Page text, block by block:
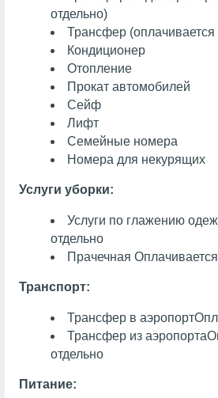
отдельно)
Трансфер (оплачивается
Кондиционер
Отопление
Прокат автомобилей
Сейф
Лифт
Семейные номера
Номера для некурящих
Услуги уборки:
Услуги по глажению
отдельно
Прачечная
Транспорт:
Трансфер в аэропорт
Трансфер из аэропорта
отдельно
Питание: